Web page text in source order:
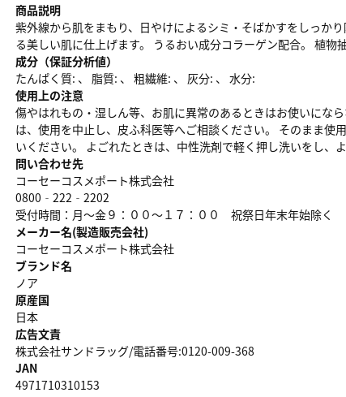
商品説明
紫外線から肌をまもり、日やけによるシミ・そばかすをしっか
る美しい肌に仕上げます。 うるおい成分コラーゲン配合。 植物
成分（保証分析値）
たんぱく質: 、 脂質: 、 粗繊維: 、 灰分: 、 水分:
使用上の注意
傷やはれもの・湿しん等、お肌に異常のあるときはお使いにな
は、使用を中止し、皮ふ科医等へご相談ください。 そのまま
いください。 よごれたときは、中性洗剤で軽く押し洗いをし、
問い合わせ先
コーセーコスメポート株式会社
0800‐222‐2202
受付時間：月～金９：００～１７：００ 祝祭日年末年始除く
メーカー名(製造販売会社)
コーセーコスメポート株式会社
ブランド名
ノア
原産国
日本
広告文責
株式会社サンドラッグ/電話番号:0120-009-368
JAN
4971710310153